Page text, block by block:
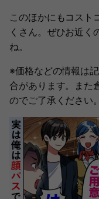
このほかにもコスト
くさん。ぜひお近く
ね。
※価格などの情報は
合があります。また
のでご了承ください。